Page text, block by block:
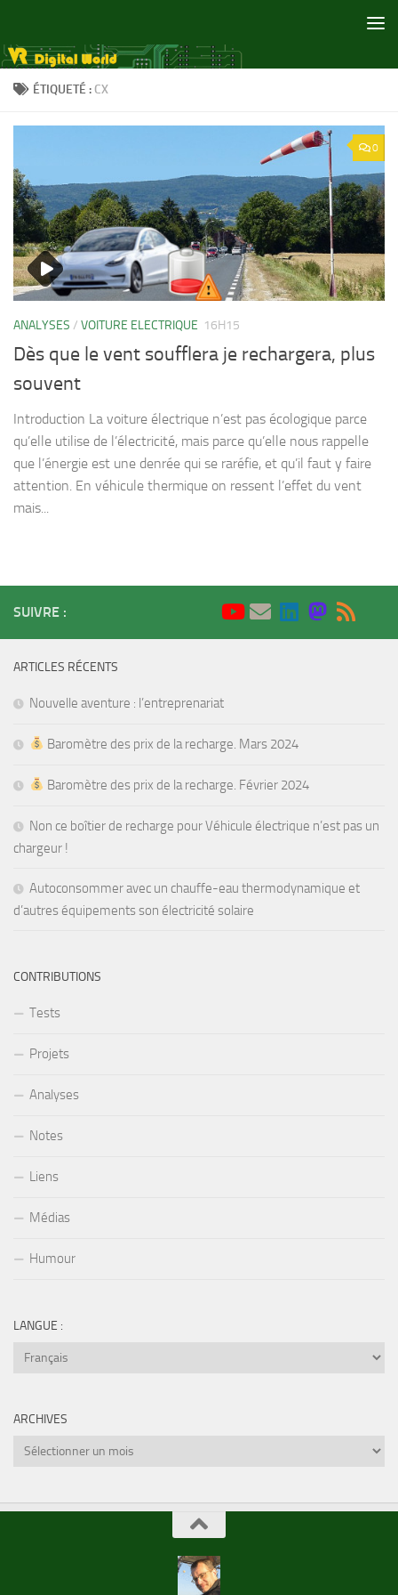
ÉTIQUETÉ : CX
0
ANALYSES / VOITURE ELECTRIQUE 16H15
Dès que le vent soufflera je rechargera, plus
souvent
Introduction La voiture électrique n’est pas écologique parce
qu’elle utilise de l’électricité, mais parce qu’elle nous rappelle
que l’énergie est une denrée qui se raréfie, et qu’il faut y faire
attention. En véhicule thermique on ressent l’effet du vent
mais...
SUIVRE :
ARTICLES RÉCENTS
Nouvelle aventure : l’entreprenariat
Baromètre des prix de la recharge. Mars 2024
Baromètre des prix de la recharge. Février 2024
Non ce boîtier de recharge pour Véhicule électrique n’est pas un
chargeur !
Autoconsommer avec un chauffe-eau thermodynamique et
d’autres équipements son électricité solaire
CONTRIBUTIONS
Tests
Projets
Analyses
Notes
Liens
Médias
Humour
LANGUE :
ARCHIVES
Archives